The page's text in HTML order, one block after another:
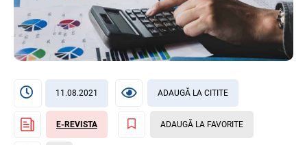
11.08.2021 ADAUGĂ LA CITITE
E-REVISTA ADAUGĂ LA FAVORITE